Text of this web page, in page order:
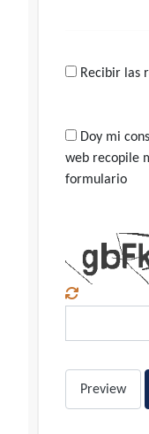
Recibir las
Doy mi
web recopile
formulario
Preview